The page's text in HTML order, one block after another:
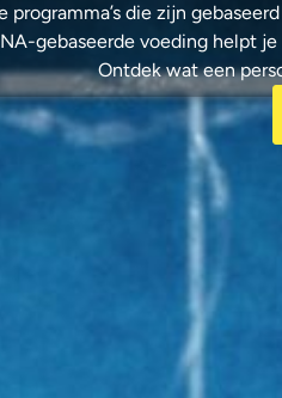
programma’s die zijn
gebaseerde voeding helpt
Ontdek wat een